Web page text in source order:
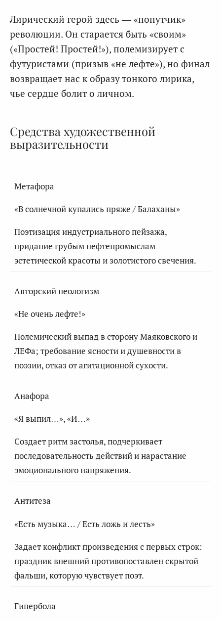
Лирический герой здесь — «попутчик»
революции. Он старается быть «своим»
(«Простей! Простей!»), полемизирует с
футуристами (призыв «не лефте»), но финал
возвращает нас к образу тонкого лирика,
чье сердце болит о личном.
Средства художественной
выразительности
Метафора
«В солнечной купались пряже / Балаханы»
Поэтизация индустриального пейзажа,
придание грубым нефтепромыслам
эстетической красоты и золотистого свечения.
Авторский неологизм
«Не очень лефте!»
Полемический выпад в сторону Маяковского и
ЛЕФа; требование ясности и душевности в
поэзии, отказ от агитационной сухости.
Анафора
«Я выпил…», «И…»
Создает ритм застолья, подчеркивает
последовательность действий и нарастание
эмоционального напряжения.
Антитеза
«Есть музыка… / Есть ложь и лесть»
Задает конфликт произведения с первых строк:
праздник внешний противопоставлен скрытой
фальши, которую чувствует поэт.
Гипербола